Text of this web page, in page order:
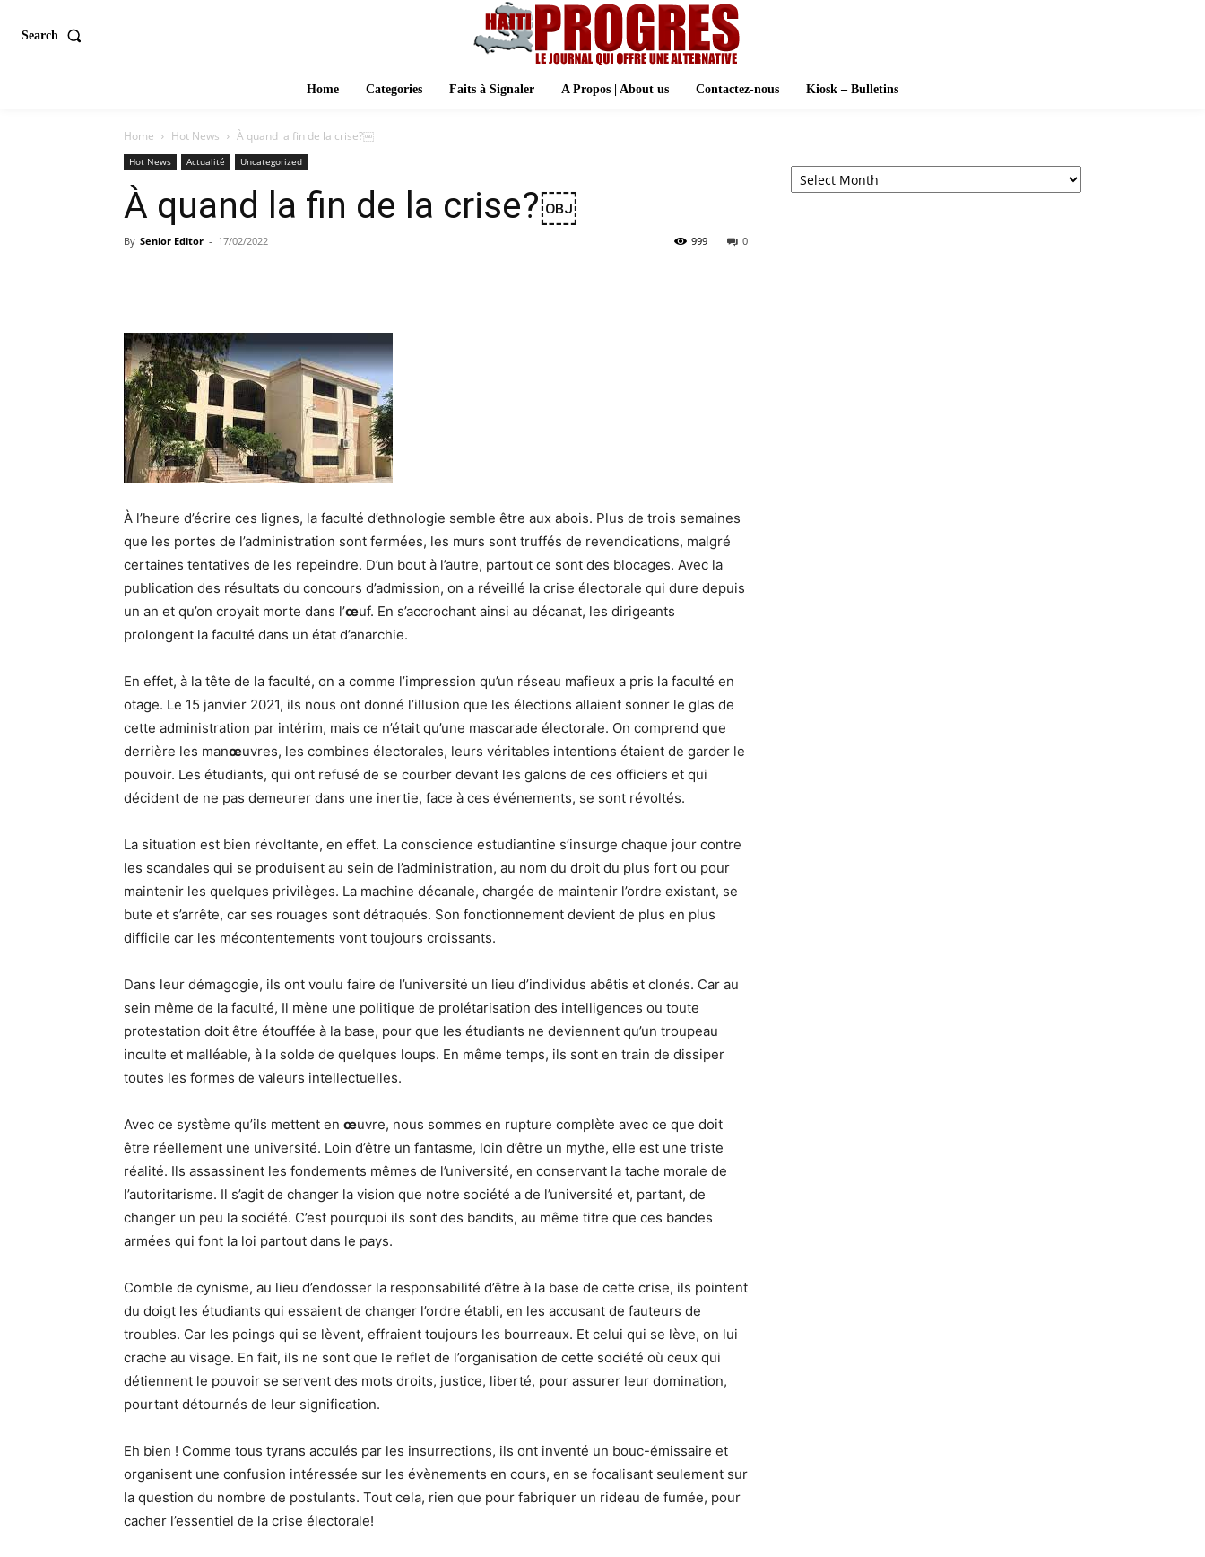
Search
Home Categories Faits à Signaler A Propos | About us Contactez-nous Kiosk – Bulletins
Home Hot News À quand la fin de la crise?￼
Hot News Actualité Uncategorized
À quand la fin de la crise?￼
By Senior Editor - 17/02/2022 0
999
À l’heure d’écrire ces lignes, la faculté d’ethnologie semble être aux abois. Plus de trois semaines
que les portes de l’administration sont fermées, les murs sont truffés de revendications, malgré
certaines tentatives de les repeindre. D’un bout à l’autre, partout ce sont des blocages. Avec la
publication des résultats du concours d’admission, on a réveillé la crise électorale qui dure depuis
un an et qu’on croyait morte dans l’œuf. En s’accrochant ainsi au décanat, les dirigeants
prolongent la faculté dans un état d’anarchie.
En effet, à la tête de la faculté, on a comme l’impression qu’un réseau mafieux a pris la faculté en
otage. Le 15 janvier 2021, ils nous ont donné l’illusion que les élections allaient sonner le glas de
cette administration par intérim, mais ce n’était qu’une mascarade électorale. On comprend que
derrière les manœuvres, les combines électorales, leurs véritables intentions étaient de garder le
pouvoir. Les étudiants, qui ont refusé de se courber devant les galons de ces officiers et qui
décident de ne pas demeurer dans une inertie, face à ces événements, se sont révoltés.
La situation est bien révoltante, en effet. La conscience estudiantine s’insurge chaque jour contre
les scandales qui se produisent au sein de l’administration, au nom du droit du plus fort ou pour
maintenir les quelques privilèges. La machine décanale, chargée de maintenir l’ordre existant, se
bute et s’arrête, car ses rouages sont détraqués. Son fonctionnement devient de plus en plus
difficile car les mécontentements vont toujours croissants.
Dans leur démagogie, ils ont voulu faire de l’université un lieu d’individus abêtis et clonés. Car au
sein même de la faculté, Il mène une politique de prolétarisation des intelligences ou toute
protestation doit être étouffée à la base, pour que les étudiants ne deviennent qu’un troupeau
inculte et malléable, à la solde de quelques loups. En même temps, ils sont en train de dissiper
toutes les formes de valeurs intellectuelles.
Avec ce système qu’ils mettent en œuvre, nous sommes en rupture complète avec ce que doit
être réellement une université. Loin d’être un fantasme, loin d’être un mythe, elle est une triste
réalité. Ils assassinent les fondements mêmes de l’université, en conservant la tache morale de
l’autoritarisme. Il s’agit de changer la vision que notre société a de l’université et, partant, de
changer un peu la société. C’est pourquoi ils sont des bandits, au même titre que ces bandes
armées qui font la loi partout dans le pays.
Comble de cynisme, au lieu d’endosser la responsabilité d’être à la base de cette crise, ils pointent
du doigt les étudiants qui essaient de changer l’ordre établi, en les accusant de fauteurs de
troubles. Car les poings qui se lèvent, effraient toujours les bourreaux. Et celui qui se lève, on lui
crache au visage. En fait, ils ne sont que le reflet de l’organisation de cette société où ceux qui
détiennent le pouvoir se servent des mots droits, justice, liberté, pour assurer leur domination,
pourtant détournés de leur signification.
Eh bien ! Comme tous tyrans acculés par les insurrections, ils ont inventé un bouc-émissaire et
organisent une confusion intéressée sur les évènements en cours, en se focalisant seulement sur
la question du nombre de postulants. Tout cela, rien que pour fabriquer un rideau de fumée, pour
cacher l’essentiel de la crise électorale!
Archives